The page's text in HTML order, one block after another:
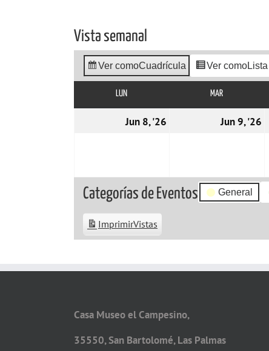
Vista semanal
Ver comoCuadrícula Ver comoLista
LUNLUNES MARMARTES
Jun 8, '26 08/06/2026Jun 9, '26
Categorías de Eventos General
ImprimirVistas
Casa Museo el Campesino,
35550, San Bartolomé, Las Palmas